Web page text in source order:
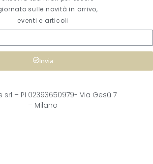
sulle novità in arrivo,
eventi e articoli
Invia
srl – PI 02393650979- Via Gesù 7
– Milano